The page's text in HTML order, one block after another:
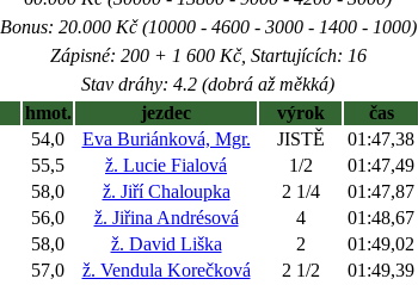
Bonus: 20.000 Kč (10000 - 4600 - 3000 - 1400 - 1000)
Zápisné: 200 + 1 600 Kč, Startujících: 16
Stav dráhy: 4.2 (dobrá až měkká)
hmot. jezdec výrok čas
54,0 Eva Buriánková, Mgr. JISTĚ 01:47,38
55,5 ž. Lucie Fialová 1/2 01:47,49
58,0 ž. Jiří Chaloupka 2 1/4 01:47,87
56,0 ž. Jiřina Andrésová 4 01:48,67
58,0 ž. David Liška 2 01:49,02
57,0 ž. Vendula Korečková 2 1/2 01:49,39